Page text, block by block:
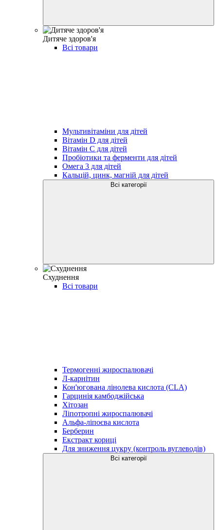
Дитяче здоров'я
Всі товари
Мультивітаміни для дітей
Вітамін D для дітей
Вітамін С для дітей
Пробіотики та ферменти для дітей
Омега 3 для дітей
Кальцій, цинк, магній для дітей
Всі категорії
Схуднення
Всі товари
Термогенні жироспалювачі
Л-карнітин
Кон'югована лінолева кислота (CLA)
Гарцинія камбоджійська
Хітозан
Ліпотропні жироспалювачі
Альфа-ліпоєва кислота
Берберин
Екстракт кориці
Для зниження цукру (контроль вуглеводів)
Всі категорії